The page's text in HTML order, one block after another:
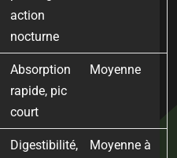
action
nocturne
Absorption
rapide, pic
court
Moyenne
Digestibilité,
Moyenne à